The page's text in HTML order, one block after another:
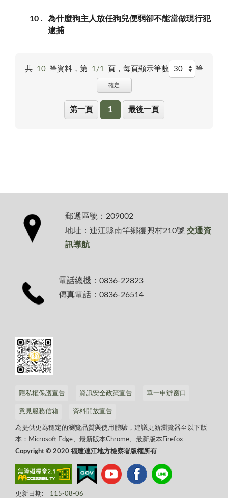
10
為什麼狗主人放任狗兒便弱卻不能當做現行犯
逮捕
共 10 筆資料，第 1/1 頁，每頁顯示筆數 筆
確定
第一頁 1 最後一頁
:::
郵遞區號：209002
地址：連江縣南竿鄉復興村210號 交通資
訊導航
電話總機：0836-22823
傳真電話：0836-26514
隱私權保護宣告 資訊安全政策宣告 單一申辦窗口
意見服務信箱 資料開放宣告
為提供更為穩定的瀏覽品質與使用體驗，建議更新瀏覽器至以下版
本：Microsoft Edge、最新版本Chrome、最新版本Firefox
Copyright © 2020 福建連江地方檢察署版權所有
更新日期: 115-08-06